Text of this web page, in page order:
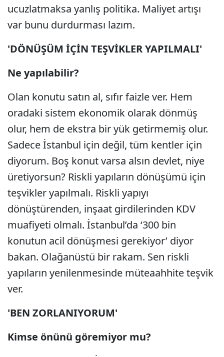
ucuzlatmaksa yanlış politika. Maliyet artışı
var bunu durdurması lazım.
'DÖNÜŞÜM İÇİN TEŞVİKLER YAPILMALI'
Ne yapılabilir?
Olan konutu satın al, sıfır faizle ver. Hem
oradaki sistem ekonomik olarak dönmüş
olur, hem de ekstra bir yük getirmemiş olur.
Sadece İstanbul için değil, tüm kentler için
diyorum. Boş konut varsa alsın devlet, niye
üretiyorsun? Riskli yapıların dönüşümü için
teşvikler yapılmalı. Riskli yapıyı
dönüştürenden, inşaat girdilerinden KDV
muafiyeti olmalı. İstanbul’da ‘300 bin
konutun acil dönüşmesi gerekiyor’ diyor
bakan. Olağanüstü bir rakam. Sen riskli
yapıların yenilenmesinde müteaahhite teşvik
ver.
'BEN ZORLANIYORUM'
Kimse önünü göremiyor mu?